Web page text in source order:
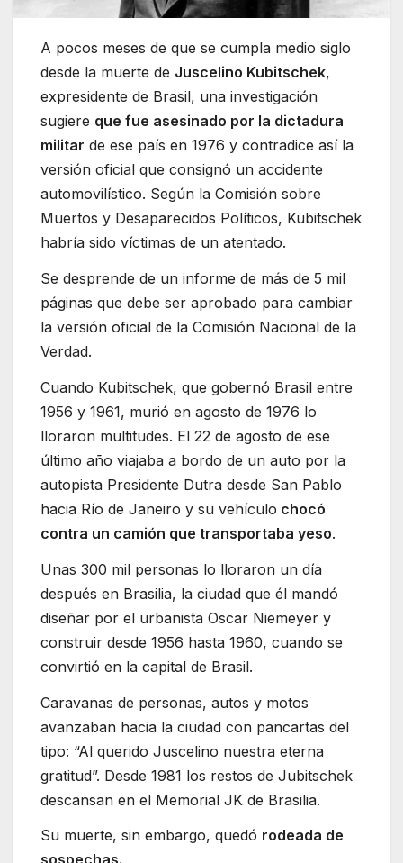
A pocos meses de que se cumpla medio siglo
desde la muerte de Juscelino Kubitschek,
expresidente de Brasil, una investigación
sugiere que fue asesinado por la dictadura
militar de ese país en 1976 y contradice así la
versión oficial que consignó un accidente
automovilístico. Según la Comisión sobre
Muertos y Desaparecidos Políticos, Kubitschek
habría sido víctimas de un atentado.
Se desprende de un informe de más de 5 mil
páginas que debe ser aprobado para cambiar
la versión oficial de la Comisión Nacional de la
Verdad.
Cuando Kubitschek, que gobernó Brasil entre
1956 y 1961, murió en agosto de 1976 lo
lloraron multitudes. El 22 de agosto de ese
último año viajaba a bordo de un auto por la
autopista Presidente Dutra desde San Pablo
hacia Río de Janeiro y su vehículo chocó
contra un camión que transportaba yeso.
Unas 300 mil personas lo lloraron un día
después en Brasilia, la ciudad que él mandó
diseñar por el urbanista Oscar Niemeyer y
construir desde 1956 hasta 1960, cuando se
convirtió en la capital de Brasil.
Caravanas de personas, autos y motos
avanzaban hacia la ciudad con pancartas del
tipo: “Al querido Juscelino nuestra eterna
gratitud”. Desde 1981 los restos de Jubitschek
descansan en el Memorial JK de Brasilia.
Su muerte, sin embargo, quedó rodeada de